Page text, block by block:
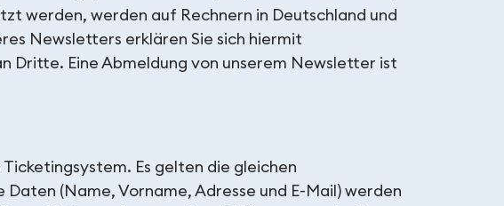
werden, werden auf Rechnern in Deutschland und
Newsletters erklären Sie sich hiermit
Dritte. Eine Abmeldung von unserem Newsletter ist
Es gelten die gleichen
(Name, Vorname, Adresse und E-Mail) werden